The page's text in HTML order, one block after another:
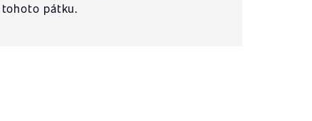
tohoto pátku.